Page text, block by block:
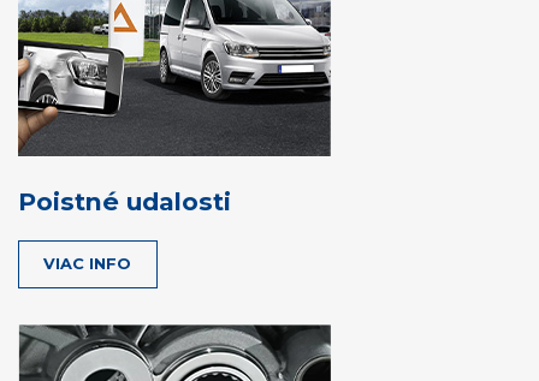
Poistné udalosti
VIAC INFO